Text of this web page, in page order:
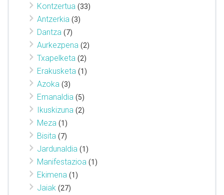
Kontzertua (33)
Antzerkia (3)
Dantza (7)
Aurkezpena (2)
Txapelketa (2)
Erakusketa (1)
Azoka (3)
Emanaldia (5)
Ikuskizuna (2)
Meza (1)
Bisita (7)
Jardunaldia (1)
Manifestazioa (1)
Ekimena (1)
Jaiak (27)